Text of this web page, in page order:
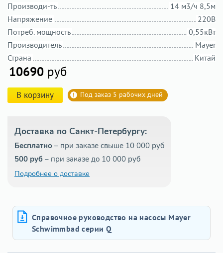
14 м3/ч 8,5м
Производи-ть
220В
Напряжение
0,55кВт
Потреб. мощность
Mayer
Производитель
Китай
Страна
10690 руб
В корзину Под заказ 5 рабочих дней
Доставка по Санкт-Петербургу:
Бесплатно – при заказе свыше 10 000 руб
500 руб – при заказе до 10 000 руб
Подробнее о доставке
Справочное руководство на насосы Mayer
Schwimmbad серии Q